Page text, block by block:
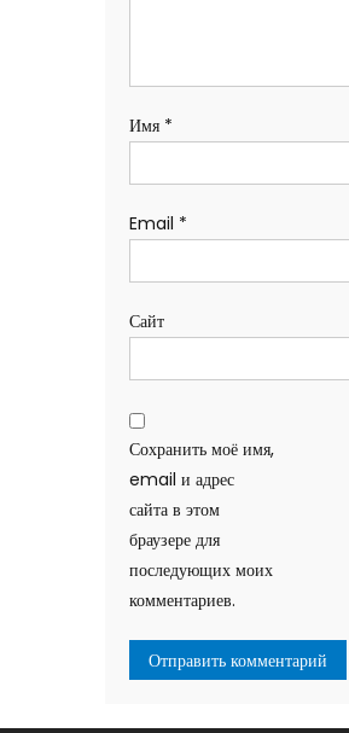
Имя *
Email *
Сайт
Сохранить моё имя,
email и адрес
сайта в этом
браузере для
последующих моих
комментариев.